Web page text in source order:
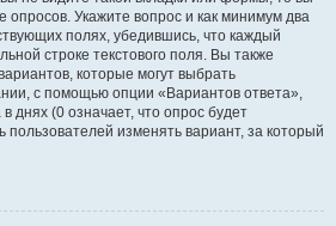
опросов. Укажите вопрос и как минимум два
полях, убедившись, что каждый
строке текстового поля. Вы также
которые могут выбрать
с помощью опции «Вариантов ответа»,
днях (0 означает, что опрос будет
изменять вариант, за который